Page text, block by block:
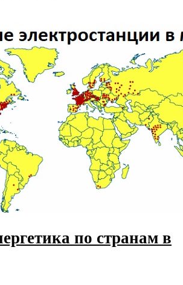
по странам в